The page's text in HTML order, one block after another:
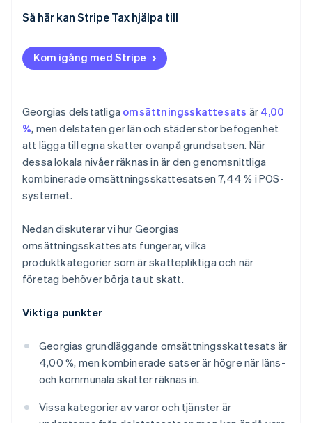
Så här kan Stripe Tax hjälpa till
Kom igång med Stripe
Georgias delstatliga omsättningsskattesats är 4,00
%, men delstaten ger län och städer stor befogenhet
att lägga till egna skatter ovanpå grundsatsen. När
dessa lokala nivåer räknas in är den genomsnittliga
kombinerade omsättningsskattesatsen 7,44 % i POS-
systemet.
Nedan diskuterar vi hur Georgias
omsättningsskattesats fungerar, vilka
produktkategorier som är skattepliktiga och när
företag behöver börja ta ut skatt.
Viktiga punkter
Georgias grundläggande omsättningsskattesats är
4,00 %, men kombinerade satser är högre när läns-
och kommunala skatter räknas in.
Vissa kategorier av varor och tjänster är